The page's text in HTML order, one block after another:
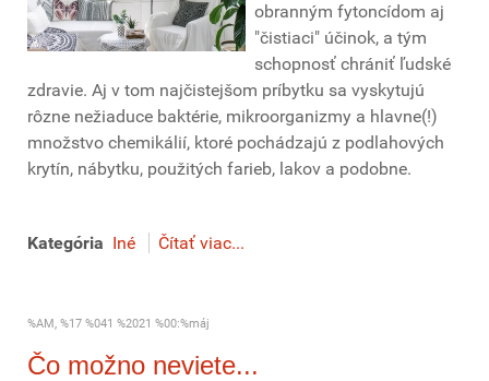
obranným fytoncídom aj
"čistiaci" účinok, a tým
schopnosť chrániť ľudské
zdravie. Aj v tom najčistejšom príbytku sa vyskytujú
rôzne nežiaduce baktérie, mikroorganizmy a hlavne(!)
množstvo chemikálií, ktoré pochádzajú z podlahových
krytín, nábytku, použitých farieb, lakov a podobne.
Kategória Iné Čítať viac...
%AM, %17 %041 %2021 %00:%máj
Čo možno neviete...